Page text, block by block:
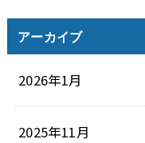
アーカイブ
2026年1月
2025年11月